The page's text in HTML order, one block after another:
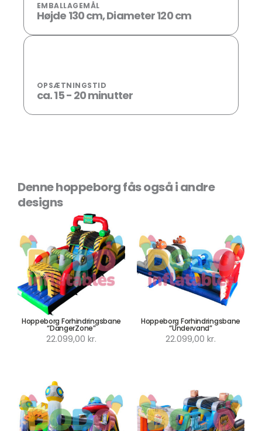
EMBALLAGEMÅL
Højde 130 cm, Diameter 120 cm
OPSÆTNINGSTID
ca. 15 - 20 minutter
Denne hoppeborg fås også i andre
designs
Hoppeborg Forhindringsbane
“DangerZone”
22.099,00 kr.
Hoppeborg Forhindringsbane
“Undervand”
22.099,00 kr.